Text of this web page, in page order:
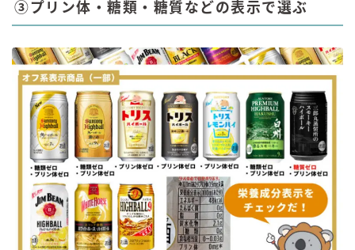
③プリン体・糖類・糖質などの表示で選ぶ